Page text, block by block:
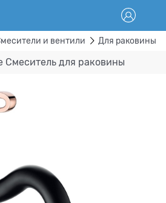
и вентили Для раковины
Смеситель для раковины